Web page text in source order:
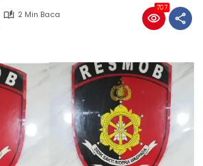
2 Min Baca
707